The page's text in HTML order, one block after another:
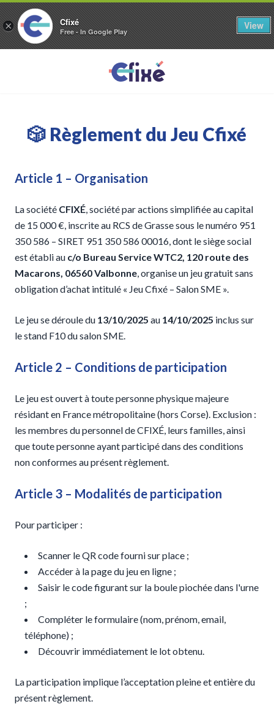
× Cfixé
Free - In Google Play
View
🎲 Règlement du Jeu Cfixé
Article 1 – Organisation
La société CFIXÉ, société par actions simplifiée au capital
de 15 000 €, inscrite au RCS de Grasse sous le numéro 951
350 586 – SIRET 951 350 586 00016, dont le siège social
est établi au c/o Bureau Service WTC2, 120 route des
Macarons, 06560 Valbonne, organise un jeu gratuit sans
obligation d’achat intitulé « Jeu Cfixé – Salon SME ».
Le jeu se déroule du 13/10/2025 au 14/10/2025 inclus sur
le stand F10 du salon SME.
Article 2 – Conditions de participation
Le jeu est ouvert à toute personne physique majeure
résidant en France métropolitaine (hors Corse). Exclusion :
les membres du personnel de CFIXÉ, leurs familles, ainsi
que toute personne ayant participé dans des conditions
non conformes au présent règlement.
Article 3 – Modalités de participation
Pour participer :
Scanner le QR code fourni sur place ;
Accéder à la page du jeu en ligne ;
Saisir le code figurant sur la boule piochée dans l'urne
;
Compléter le formulaire (nom, prénom, email,
téléphone) ;
Découvrir immédiatement le lot obtenu.
La participation implique l’acceptation pleine et entière du
présent règlement.